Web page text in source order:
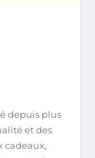
depuis plus
et des
cadeaux,